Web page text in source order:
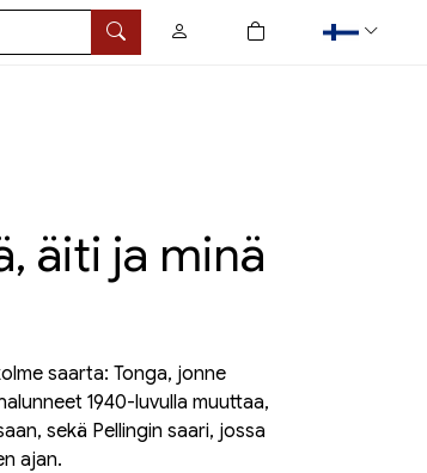
Hae
0
tuotetta ostoskorissa
äiti ja minä
saarta: Tonga, jonne
1940-luvulla muuttaa,
sekä Pellingin saari, jossa
ajan.